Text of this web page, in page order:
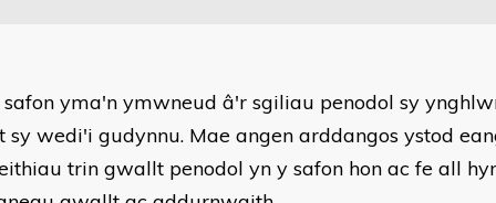
safon yma'n ymwneud â'r sgiliau penodol sy
sy wedi'i gudynnu. Mae angen arddangos ystod
trin gwallt penodol yn y safon hon ac fe all